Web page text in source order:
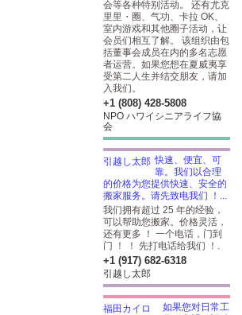
会等各种特别活动。 还有尤克
里里・圈、气功、卡拉 OK、
室内游戏和其他圈子活动，让
会员们相互了解。 该组织由包
括董事会成员在内的多名志愿
者运营。如果您想在夏威夷享
受第二人生并结交朋友，请加
入我们。
+1 (808) 428-5808
NPO ハワイシニアライフ協
会
快速、便宜、可
靠。我们以合理
的价格为您提供快速、安全的
搬家服务。请先致电我们 ！...
我们拥有超过 25 年的经验，
可以帮助您搬家。价格灵活，
还有更多 ！ 一个电话，门到
门 ！ ！ 先打电话给我们 ！.
+1 (917) 682-6318
引越し太郎
如果您对日常工